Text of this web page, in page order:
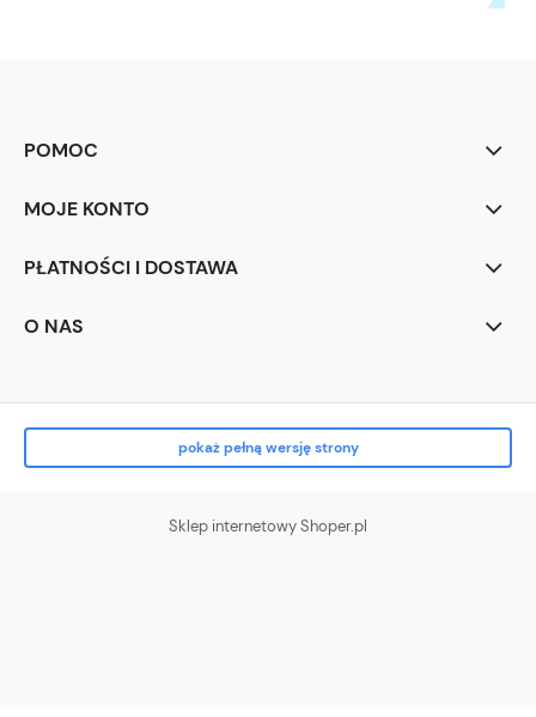
POMOC
MOJE KONTO
PŁATNOŚCI I DOSTAWA
O NAS
pokaż pełną wersję strony
Sklep internetowy Shoper.pl